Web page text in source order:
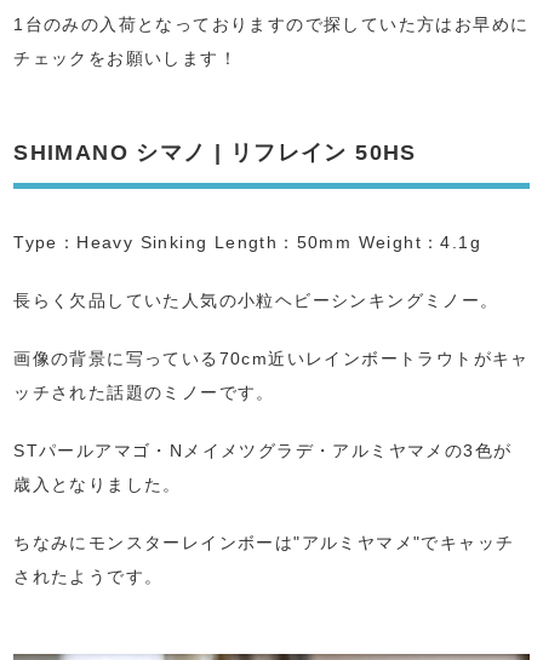
1台のみの入荷となっておりますので探していた方はお早めに
チェックをお願いします！
SHIMANO シマノ | リフレイン 50HS
Type：Heavy Sinking Length：50mm Weight：4.1g
長らく欠品していた人気の小粒ヘビーシンキングミノー。
画像の背景に写っている70cm近いレインボートラウトがキャ
ッチされた話題のミノーです。
STパールアマゴ・Nメイメツグラデ・アルミヤマメの3色が
歳入となりました。
ちなみにモンスターレインボーは"アルミヤマメ"でキャッチ
されたようです。